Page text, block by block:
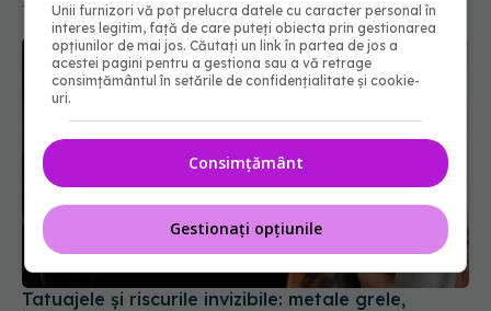
Tatuajele și riscurile invizibile: metale grele,
inflamații și efecte pe termen lung
Unii furnizori vă pot prelucra datele cu caracter personal în
interes legitim, față de care puteți obiecta prin gestionarea
opțiunilor de mai jos. Căutați un link în partea de jos a
acestei pagini pentru a gestiona sau a vă retrage
consimțământul în setările de confidențialitate și cookie-
uri.
Consimțământ
Gestionați opțiunile